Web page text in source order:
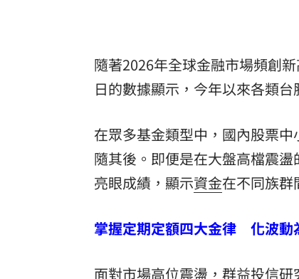
隨著2026年全球金融市場頻創新
日的數據顯示，今年以來各類台
在眾多基金類型中，國內股票
隨其後。即便是在大盤高檔震
亮眼成績，顯示資金在不同族群
掌握定期定額四大金律 化波動
面對市場高位震盪，群益投信